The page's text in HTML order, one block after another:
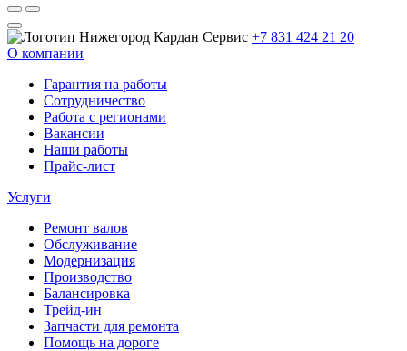
+7 831 424 21 20
О компании
Гарантия на работы
Сотрудничество
Работа с регионами
Вакансии
Наши работы
Прайс-лист
Услуги
Ремонт валов
Обслуживание
Модернизация
Производство
Балансировка
Трейд-ин
Запчасти для ремонта
Помощь на дороге